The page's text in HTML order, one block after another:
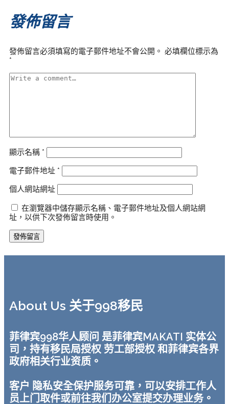
發佈留言
發佈留言必須填寫的電子郵件地址不會公開。 必填欄位標示為
*
顯示名稱 *
電子郵件地址 *
個人網站網址
在瀏覽器中儲存顯示名稱、電子郵件地址及個人網站網
址，以供下次發佈留言時使用。
About Us 关于998移民
菲律宾998华人顾问 是菲律宾MAKATI 实体公
司，持有移民局授权 劳工部授权 和菲律宾各界
政府相关行业资质。
客户 隐私安全保护服务可靠，可以安排工作人
员上门取件或前往我们办公室提交办理业务。